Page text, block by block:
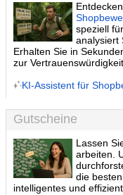
speziell
analysiert
Erhalten Sie in
zur
KI-Assistent für
Gutscheine
Lassen
arbeiten.
die
intelligentes und